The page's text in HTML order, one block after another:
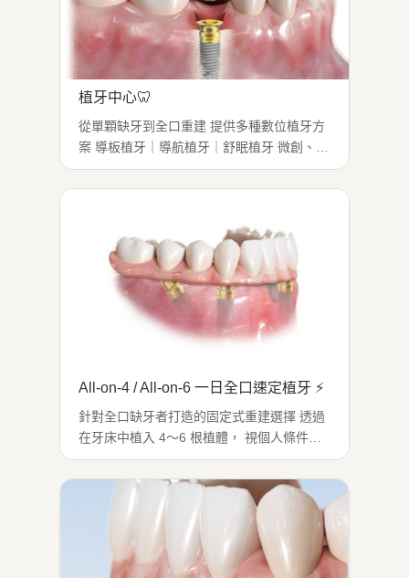
植牙中心🦷
從單顆缺牙到全口重建 提供多種數位植牙方
案 導板植牙｜導航植牙｜舒眠植牙 微創、快
速、安全、穩定 ※實際效果因人而異 治療症
狀：缺牙影響咬合、美觀、自信 適用對象：
All-on-4 / All-on-6 一日全口速定植牙 ⚡
針對全口缺牙者打造的固定式重建選擇 透過
在牙床中植入 4～6 根植體， 視個人條件當
日可完成臨時假牙安裝， 恢復基本咀嚼功
能，不需長期等待 （實際效果依個人口腔條
件而異） 適合需全口重建者｜期望治療時間